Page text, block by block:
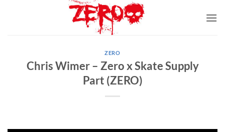
ZERO
Chris Wimer – Zero x Skate Supply
Part (ZERO)